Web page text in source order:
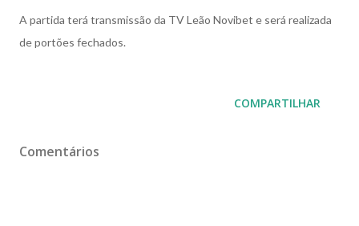
A partida terá transmissão da TV Leão Novibet e será realizada
de portões fechados.
COMPARTILHAR
Comentários